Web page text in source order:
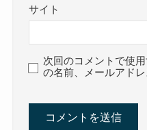
サイト
次回のコメントで使
の名前、メールアド